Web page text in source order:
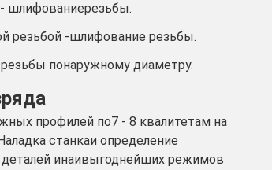
шлифованиерезьбы.
резьбой -шлифование резьбы.
понаружному диаметру.
профилей по7 - 8 квалитетам на
станкаи определение
деталей инаивыгоднейших режимов